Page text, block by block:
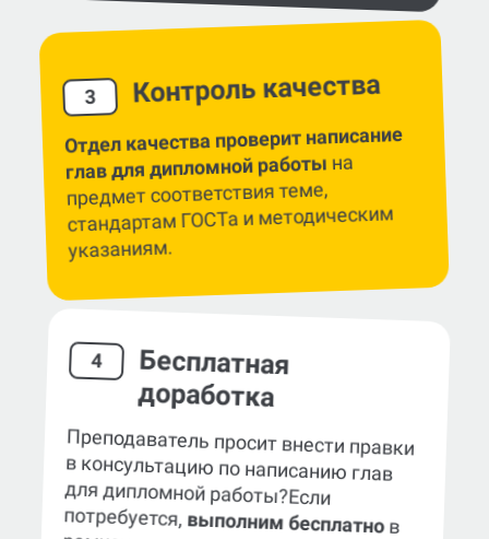
3 Контроль качества
Отдел качества проверит написание
глав для дипломной работы на
предмет соответствия теме,
стандартам ГОСТа и методическим
указаниям.
4 Бесплатная
доработка
Преподаватель просит внести правки
в консультацию по написанию глав
для дипломной работы?Если
потребуется, выполним бесплатнов
рамках ваших первоначальных